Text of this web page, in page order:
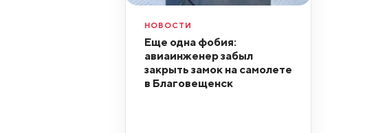
НОВОСТИ
Еще одна фобия:
авиаинженер забыл
закрыть замок на самолете
в Благовещенск